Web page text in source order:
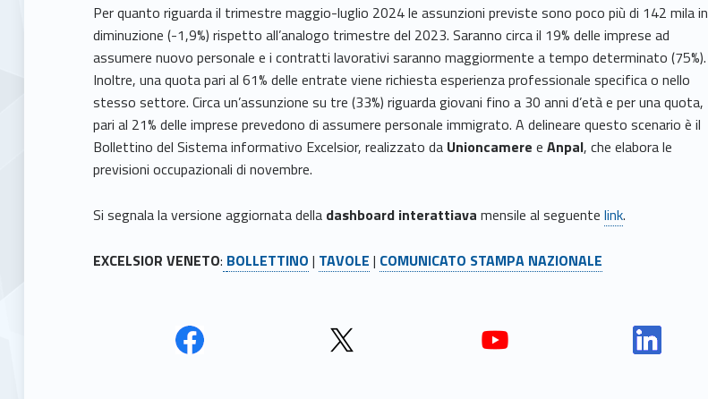
Per quanto riguarda il trimestre maggio-luglio 2024 le assunzioni previste sono poco più di 142 mila in
diminuzione (-1,9%) rispetto all’analogo trimestre del 2023. Saranno circa il 19% delle imprese ad
assumere nuovo personale e i contratti lavorativi saranno maggiormente a tempo determinato (75%).
Inoltre, una quota pari al 61% delle entrate viene richiesta esperienza professionale specifica o nello
stesso settore. Circa un’assunzione su tre (33%) riguarda giovani fino a 30 anni d’età e per una quota,
pari al 21% delle imprese prevedono di assumere personale immigrato. A delineare questo scenario è il
Bollettino del Sistema informativo Excelsior, realizzato da Unioncamere eAnpal, che elabora le
previsioni occupazionali di novembre.
Si segnala la versione aggiornata della dashboard interattiava mensile al seguentelink.
EXCELSIOR VENETO: BOLLETTINO | TAVOLE | COMUNICATO STAMPA NAZIONALE